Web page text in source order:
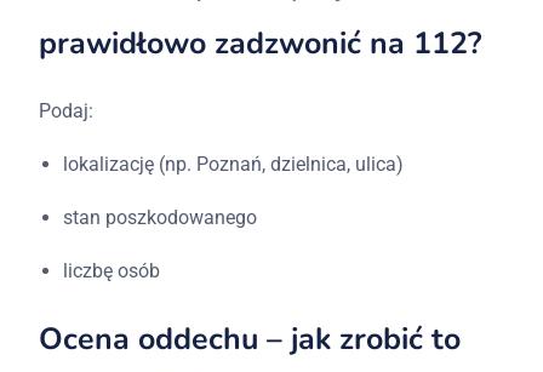
prawidłowo zadzwonić na 112?
Podaj:
lokalizację (np. Poznań, dzielnica, ulica)
stan poszkodowanego
liczbę osób
Ocena oddechu – jak zrobić to